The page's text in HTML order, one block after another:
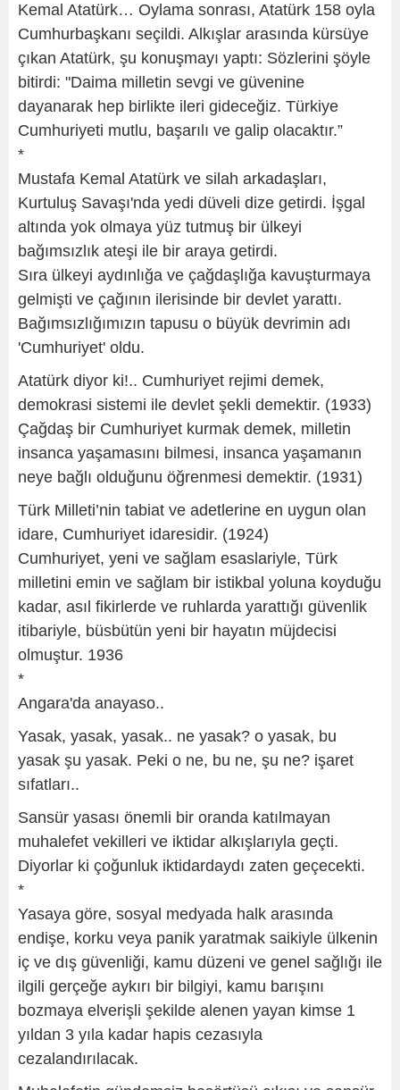
Kemal Atatürk… Oylama sonrası, Atatürk 158 oyla
Cumhurbaşkanı seçildi. Alkışlar arasında kürsüye
çıkan Atatürk, şu konuşmayı yaptı: Sözlerini şöyle
bitirdi: "Daima milletin sevgi ve güvenine
dayanarak hep birlikte ileri gideceğiz. Türkiye
Cumhuriyeti mutlu, başarılı ve galip olacaktır.”
*
Mustafa Kemal Atatürk ve silah arkadaşları,
Kurtuluş Savaşı'nda yedi düveli dize getirdi. İşgal
altında yok olmaya yüz tutmuş bir ülkeyi
bağımsızlık ateşi ile bir araya getirdi.
Sıra ülkeyi aydınlığa ve çağdaşlığa kavuşturmaya
gelmişti ve çağının ilerisinde bir devlet yarattı.
Bağımsızlığımızın tapusu o büyük devrimin adı
'Cumhuriyet' oldu.
Atatürk diyor ki!.. Cumhuriyet rejimi demek,
demokrasi sistemi ile devlet şekli demektir. (1933)
Çağdaş bir Cumhuriyet kurmak demek, milletin
insanca yaşamasını bilmesi, insanca yaşamanın
neye bağlı olduğunu öğrenmesi demektir. (1931)
Türk Milleti’nin tabiat ve adetlerine en uygun olan
idare, Cumhuriyet idaresidir. (1924)
Cumhuriyet, yeni ve sağlam esaslariyle, Türk
milletini emin ve sağlam bir istikbal yoluna koyduğu
kadar, asıl fikirlerde ve ruhlarda yarattığı güvenlik
itibariyle, büsbütün yeni bir hayatın müjdecisi
olmuştur. 1936
*
Angara'da anayaso..
Yasak, yasak, yasak.. ne yasak? o yasak, bu
yasak şu yasak. Peki o ne, bu ne, şu ne? işaret
sıfatları..
Sansür yasası önemli bir oranda katılmayan
muhalefet vekilleri ve iktidar alkışlarıyla geçti.
Diyorlar ki çoğunluk iktidardaydı zaten geçecekti.
*
Yasaya göre, sosyal medyada halk arasında
endişe, korku veya panik yaratmak saikiyle ülkenin
iç ve dış güvenliği, kamu düzeni ve genel sağlığı ile
ilgili gerçeğe aykırı bir bilgiyi, kamu barışını
bozmaya elverişli şekilde alenen yayan kimse 1
yıldan 3 yıla kadar hapis cezasıyla
cezalandırılacak.